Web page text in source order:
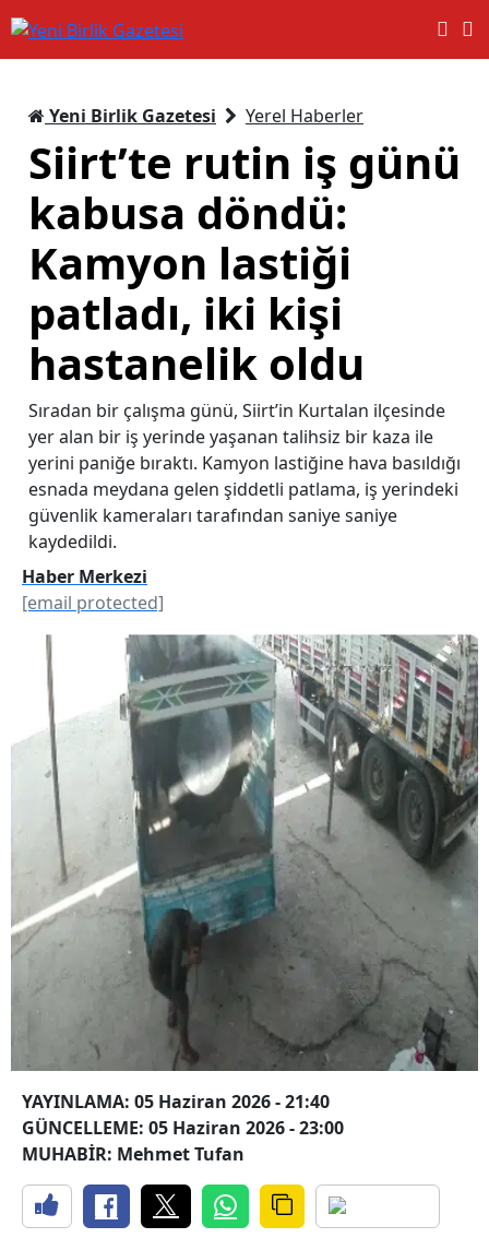
Yeni Birlik Gazetesi Yerel Haberler
Siirt’te rutin iş günü
kabusa döndü:
Kamyon lastiği
patladı, iki kişi
hastanelik oldu
Sıradan bir çalışma günü, Siirt’in Kurtalan ilçesinde
yer alan bir iş yerinde yaşanan talihsiz bir kaza ile
yerini paniğe bıraktı. Kamyon lastiğine hava basıldığı
esnada meydana gelen şiddetli patlama, iş yerindeki
güvenlik kameraları tarafından saniye saniye
kaydedildi.
Haber Merkezi
[email protected]
YAYINLAMA: 05 Haziran 2026 - 21:40
GÜNCELLEME: 05 Haziran 2026 - 23:00
MUHABİR: Mehmet Tufan